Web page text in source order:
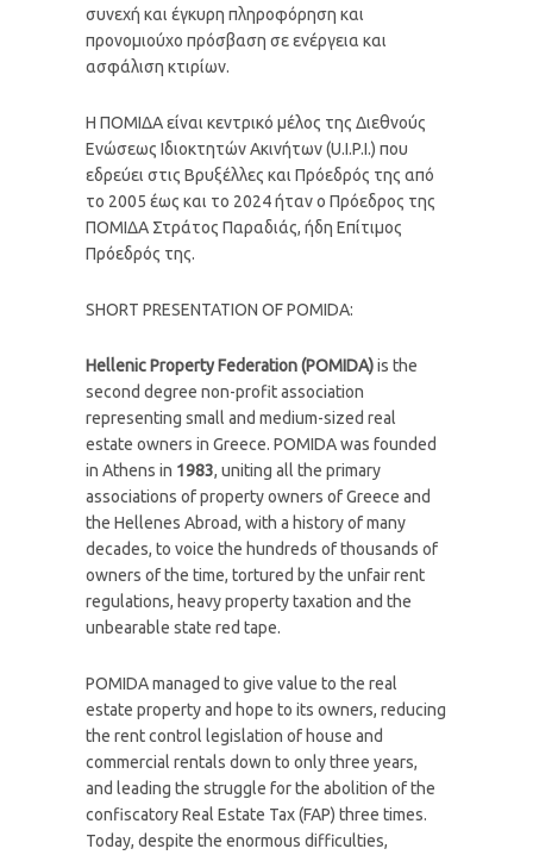
συνεχή και έγκυρη πληροφόρηση και
προνομιούχο πρόσβαση σε ενέργεια και
ασφάλιση κτιρίων.
Η ΠΟΜΙΔΑ είναι κεντρικό μέλος της Διεθνούς
Ενώσεως Ιδιοκτητών Ακινήτων (U.I.P.I.) που
εδρεύει στις Βρυξέλλες και Πρόεδρός της από
το 2005 έως και το 2024 ήταν ο Πρόεδρος της
ΠΟΜΙΔΑ Στράτος Παραδιάς, ήδη Επίτιμος
Πρόεδρός της.
SHORT PRESENTATION OF POMIDA:
Ηellenic Property Federation (POMIDA)is the
second degree non-profit association
representing small and medium-sized real
estate owners in Greece. POMIDA was founded
in Athens in 1983, uniting all the primary
associations of property owners of Greece and
the Hellenes Abroad, with a history of many
decades, to voice the hundreds of thousands of
owners of the time, tortured by the unfair rent
regulations, heavy property taxation and the
unbearable state red tape.
POMIDA managed to give value to the real
estate property and hope to its owners, reducing
the rent control legislation of house and
commercial rentals down to only three years,
and leading the struggle for the abolition of the
confiscatory Real Estate Tax (FAP) three times.
Today, despite the enormous difficulties,